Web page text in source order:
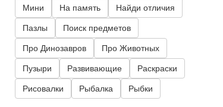
Мини На память Найди отличия
Пазлы Поиск предметов
Про Динозавров Про Животных
Пузыри Развивающие Раскраски
Рисовалки Рыбалка Рыбки